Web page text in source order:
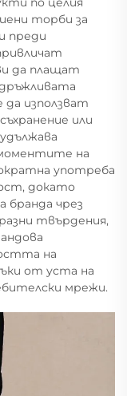
торби за
преди
да плащат
използват
или
моментите на
употреба
докато
бранда чрез
твърдения,
на
от уста на
мрежи.